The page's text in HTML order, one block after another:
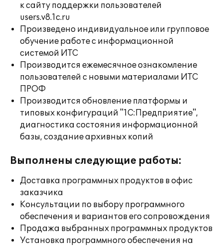
к сайту поддержки пользователей
users.v8.1c.ru
Произведено индивидуальное или групповое
обучение работе с информационной
системой ИТС
Производится ежемесячное ознакомление
пользователей с новыми материалами ИТС
ПРОФ
Производится обновление платформы и
типовых конфигураций "1С:Предприятие",
диагностика состояния информационной
базы, создание архивных копий
Выполнены следующие работы:
Доставка программных продуктов в офис
заказчика
Консультации по выбору программного
обеспечения и вариантов его сопровождения
Продажа выбранных программных продуктов
Установка программного обеспечения на